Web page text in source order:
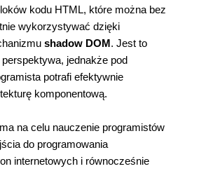
kodu HTML, które można bez
wykorzystywać dzięki
shadow DOM. Jest to
jednakże pod
potrafi efektywnie
komponentową.
na celu nauczenie programistów
do programowania
internetowych i równocześnie